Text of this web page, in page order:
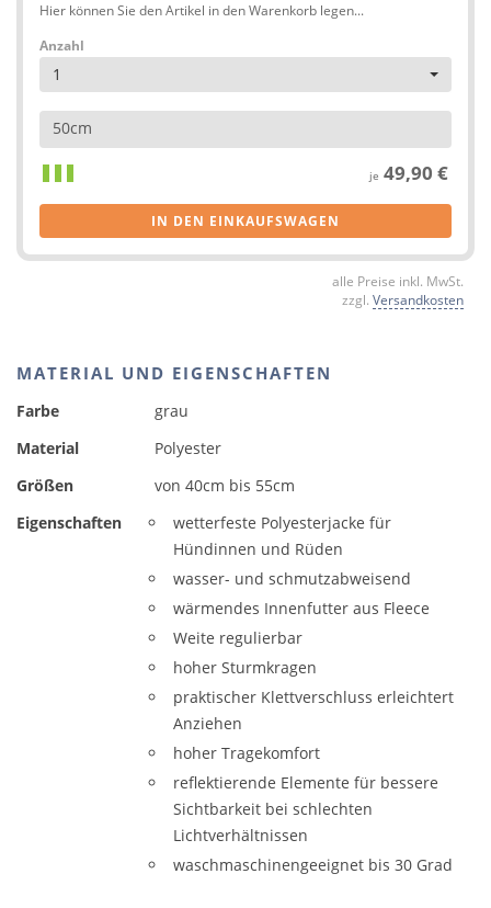
Hier können Sie den Artikel in den Warenkorb legen...
Anzahl
1
50cm
je 49,90 €
IN DEN EINKAUFSWAGEN
alle Preise inkl. MwSt.
zzgl. Versandkosten
MATERIAL UND EIGENSCHAFTEN
Farbe
grau
Material
Polyester
Größen
von 40cm bis 55cm
Eigenschaften
wetterfeste Polyesterjacke für
Hündinnen und Rüden
wasser- und schmutzabweisend
wärmendes Innenfutter aus Fleece
Weite regulierbar
hoher Sturmkragen
praktischer Klettverschluss erleichtert
Anziehen
hoher Tragekomfort
reflektierende Elemente für bessere
Sichtbarkeit bei schlechten
Lichtverhältnissen
waschmaschinengeeignet bis 30 Grad